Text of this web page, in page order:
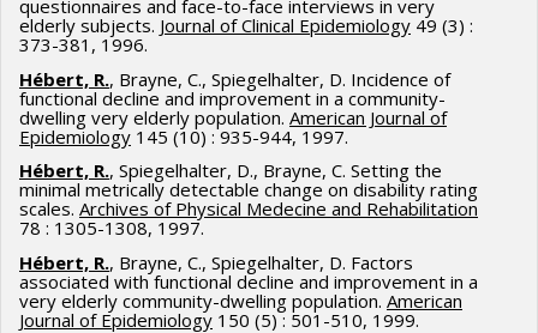
questionnaires and face-to-face interviews in very
elderly subjects. Journal of Clinical Epidemiology 49 (3) :
373-381, 1996.
Hébert, R., Brayne, C., Spiegelhalter, D. Incidence of
functional decline and improvement in a community-
dwelling very elderly population. American Journal of
Epidemiology 145 (10) : 935-944, 1997.
Hébert, R., Spiegelhalter, D., Brayne, C. Setting the
minimal metrically detectable change on disability rating
scales. Archives of Physical Medecine and Rehabilitation
78 : 1305-1308, 1997.
Hébert, R., Brayne, C., Spiegelhalter, D. Factors
associated with functional decline and improvement in a
very elderly community-dwelling population. American
Journal of Epidemiology 150 (5) : 501-510, 1999.